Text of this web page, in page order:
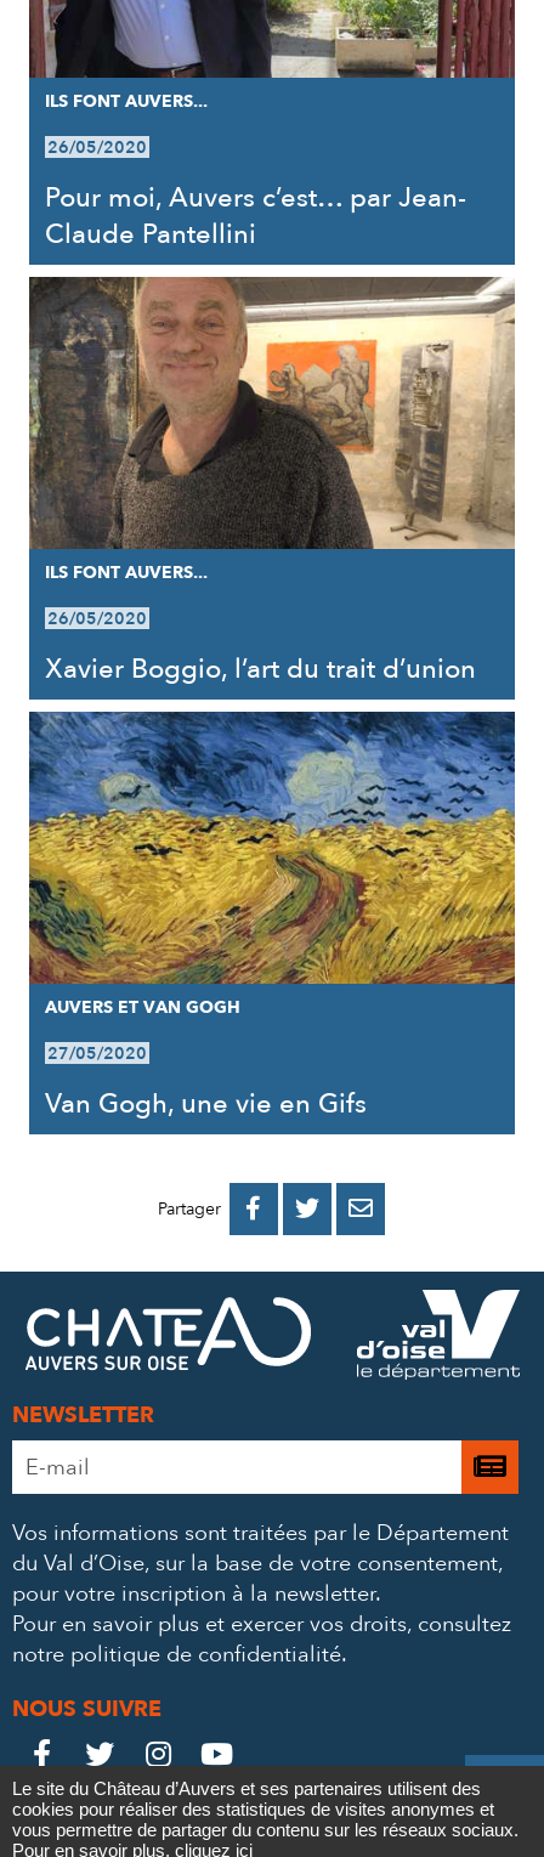
Contact
ILS FONT AUVERS...
26/05/2020
Pour moi, Auvers c’est… par Jean-
Claude Pantellini
ILS FONT AUVERS...
26/05/2020
Xavier Boggio, l’art du trait d’union
AUVERS ET VAN GOGH
27/05/2020
Van Gogh, une vie en Gifs
Partager 
PARTAGER
FACEBOOK
PARTAGER
PARTAGER
MAIL
NEWSLETTER
Adresse
e-
*
Je
à
Vos informations sont traitées par le Département
du Val d’Oise, sur la base de votre consentement,
pour votre inscription à la newsletter.
Pour en savoir plus et exercer vos droits, consultez
notre politique de confidentialité.
NOUS SUIVRE
Le
Château

Le
Château

Le
Château

Le
Château

Mentions légales Politique de confidentialité
Crédits
Partenaires & Mécènes
Recrutement
Le site du Château d’Auvers et ses partenaires utilisent des
cookies pour réaliser des statistiques de visites anonymes et
vous permettre de partager du contenu sur les réseaux sociaux.
Pour en savoir plus, cliquez ici